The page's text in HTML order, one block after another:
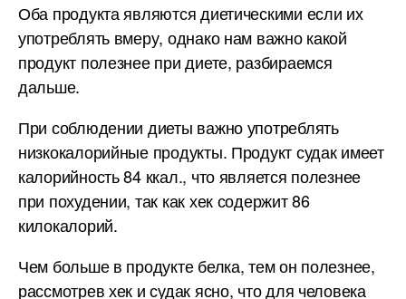
Оба продукта являются диетическими если их
употреблять вмеру, однако нам важно какой
продукт полезнее при диете, разбираемся
дальше.
При соблюдении диеты важно употреблять
низкокалорийные продукты. Продукт судак имеет
калорийность 84 ккал., что является полезнее
при похудении, так как хек содержит 86
килокалорий.
Чем больше в продукте белка, тем он полезнее,
рассмотрев хек и судак ясно, что для человека